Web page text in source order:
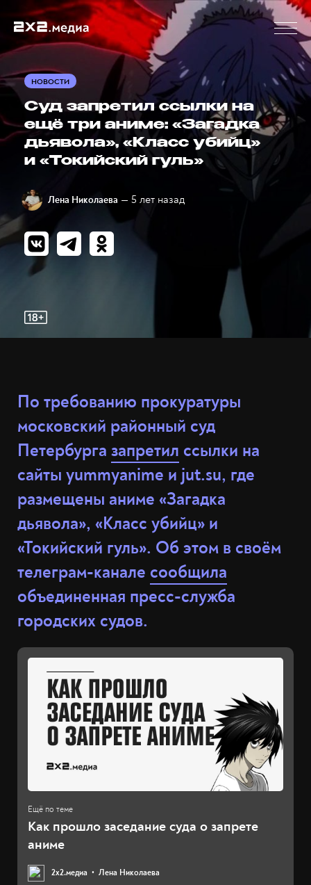
НОВОСТИ
Суд запретил ссылки на
ещё три аниме: «Загадка
дьявола», «Класс убийц»
и «Токийский гуль»
Лена Николаева — 5 лет назад
По требованию прокуратуры
московский районный суд
Петербурга запретил ссылки на
сайты yummyanime и jut.su, где
размещены аниме «Загадка
дьявола», «Класс убийц» и
«Токийский гуль». Об этом в своём
телеграм-канале сообщила
объединенная пресс-служба
городских судов.
Как прошло заседание суда о запрете
аниме
2х2.медиа Лена Николаева